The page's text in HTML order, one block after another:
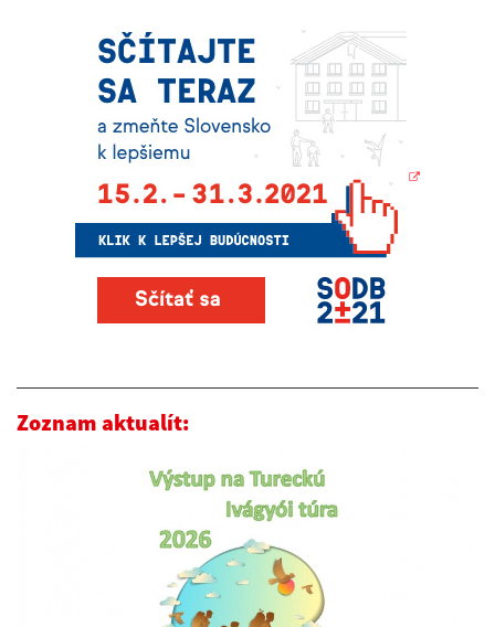
Zoznam aktualít: